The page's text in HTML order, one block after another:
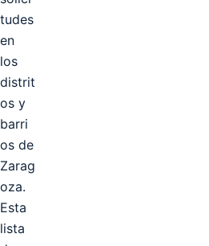
tudes
en
los
distrit
os y
barri
os de
Zarag
oza.
Esta
lista